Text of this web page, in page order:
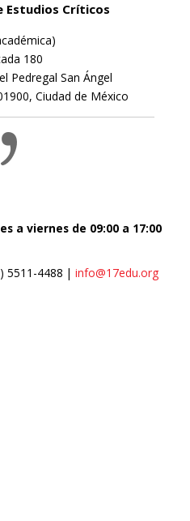
Críticos
180
Pedregal San Ángel
Ciudad de México
a viernes de 09:00 a 17:00
5511-4488 |info@17edu.org